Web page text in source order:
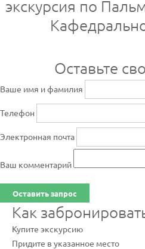
экскурсия по
Оставьте
Ваше имя и фамилия
Телефон
Электронная почта
Ваш комментарий
Оставить запрос
Как
Купите экскурсию
Придите в указанное место